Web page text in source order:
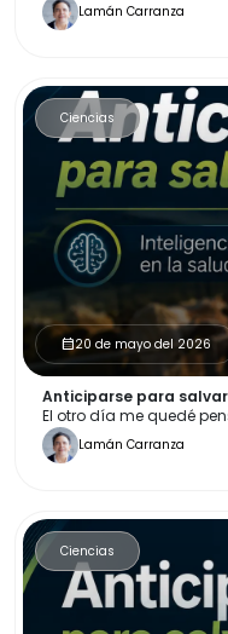
Lamán Carranza
Ciencias
calendar_month20 de mayo del 2026
Anticiparse para
El otro día me quedé
Lamán Carranza
Ciencias